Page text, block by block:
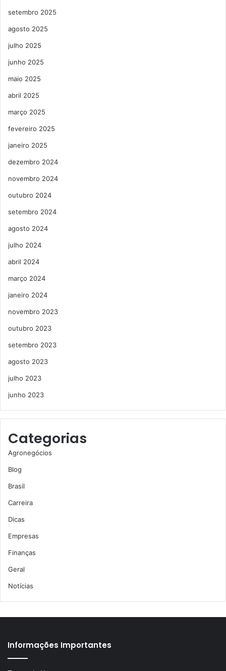
setembro 2025
agosto 2025
julho 2025
junho 2025
maio 2025
abril 2025
março 2025
fevereiro 2025
janeiro 2025
dezembro 2024
novembro 2024
outubro 2024
setembro 2024
agosto 2024
julho 2024
abril 2024
março 2024
janeiro 2024
novembro 2023
outubro 2023
setembro 2023
agosto 2023
julho 2023
junho 2023
Categorias
Agronegócios
Blog
Brasil
Carreira
Dicas
Empresas
Finanças
Geral
Notícias
Informações Importantes